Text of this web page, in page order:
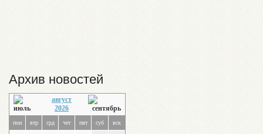
Архив новостей
август
2026
пон втр срд чет пят суб вск